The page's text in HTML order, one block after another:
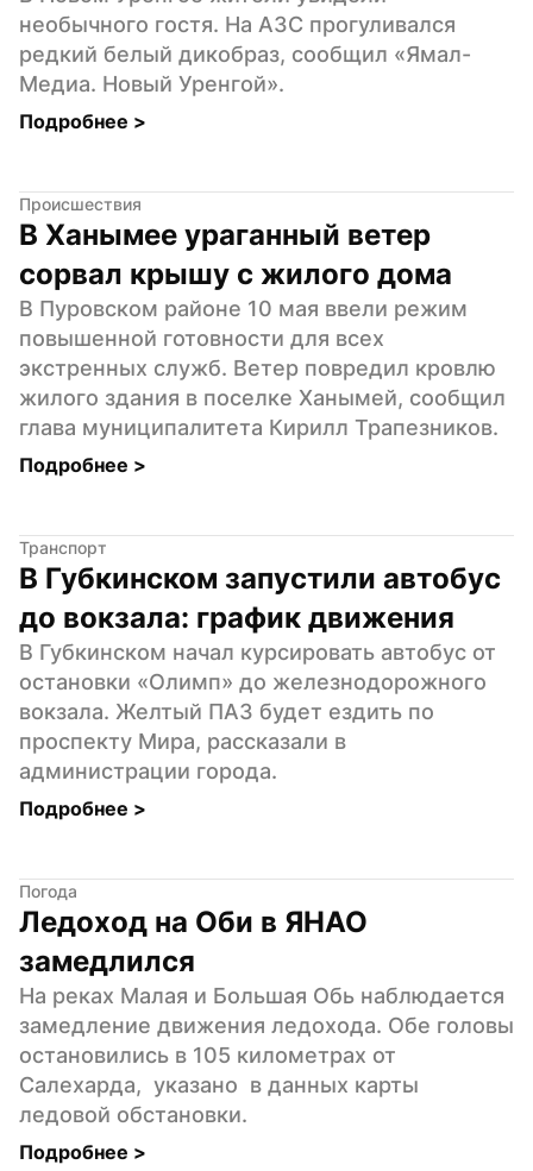
необычного гостя. На АЗС прогуливался
редкий белый дикобраз, сообщил «Ямал-
Медиа. Новый Уренгой».
Подробнее >
Происшествия
В Ханымее ураганный ветер
сорвал крышу с жилого дома
В Пуровском районе 10 мая ввели режим
повышенной готовности для всех
экстренных служб. Ветер повредил кровлю
жилого здания в поселке Ханымей, сообщил
глава муниципалитета Кирилл Трапезников.
Подробнее >
Транспорт
В Губкинском запустили автобус
до вокзала: график движения
В Губкинском начал курсировать автобус от
остановки «Олимп» до железнодорожного
вокзала. Желтый ПАЗ будет ездить по
проспекту Мира, рассказали в
администрации города.
Подробнее >
Погода
Ледоход на Оби в ЯНАО
замедлился
На реках Малая и Большая Обь наблюдается
замедление движения ледохода. Обе головы
остановились в 105 километрах от
Салехарда,  указано  в данных карты
ледовой обстановки.
Подробнее >